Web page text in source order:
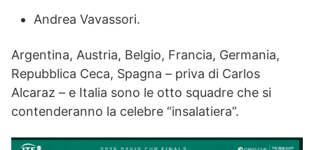
Andrea Vavassori.
Argentina, Austria, Belgio, Francia, Germania,
Repubblica Ceca, Spagna – priva di Carlos
Alcaraz – e Italia sono le otto squadre che si
contenderanno la celebre “insalatiera”.